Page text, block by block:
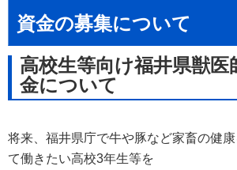
資金の募集について
高校生等向け福井県獣医
金について
将来、福井県庁で牛や豚など家畜の健
て働きたい高校3年生等を